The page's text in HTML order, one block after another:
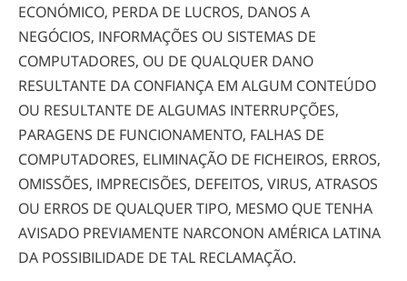
ECONÓMICO, PERDA DE LUCROS, DANOS A
NEGÓCIOS, INFORMAÇÕES OU SISTEMAS DE
COMPUTADORES, OU DE QUALQUER DANO
RESULTANTE DA CONFIANÇA EM ALGUM CONTEÚDO
OU RESULTANTE DE ALGUMAS INTERRUPÇÕES,
PARAGENS DE FUNCIONAMENTO, FALHAS DE
COMPUTADORES, ELIMINAÇÃO DE FICHEIROS, ERROS,
OMISSÕES, IMPRECISÕES, DEFEITOS, VIRUS, ATRASOS
OU ERROS DE QUALQUER TIPO, MESMO QUE TENHA
AVISADO PREVIAMENTE NARCONON AMÉRICA LATINA
DA POSSIBILIDADE DE TAL RECLAMAÇÃO.